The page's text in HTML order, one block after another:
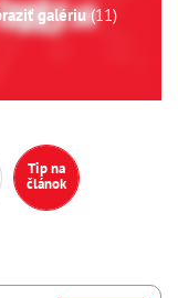
galériu(11)
Tip na
článok